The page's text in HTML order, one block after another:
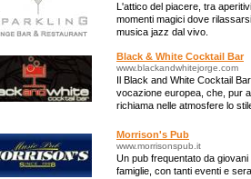
L'attico del piacere, tra
momenti magici dove
musica jazz dal vivo.
Black & White Cocktail Bar
www.blackandwhitejorge.com
Il Black and White Cocktail
vocazione europea, che, pur
richiama nelle atmosfere lo
Morrison's Pub
www.morrisonspub.it
Un pub frequentato da
famiglie, con tanti eventi e